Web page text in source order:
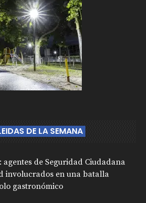
DE LA SEMANA
agentes de Seguridad Ciudadana
involucrados en una batalla
gastronómico